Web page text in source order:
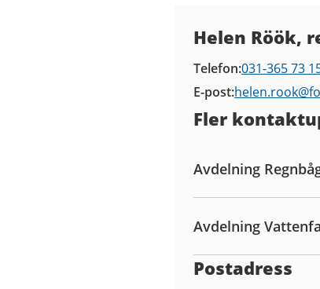
Helen Röök,
Telefon 031-365 73
E-post helen.rook@
Fler
Avdelning
Avdelning
Postadress